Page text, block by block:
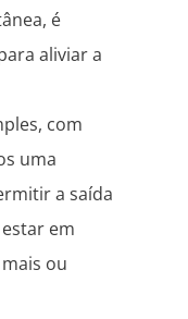
é
aliviar a
com
uma
a saída
em
ou